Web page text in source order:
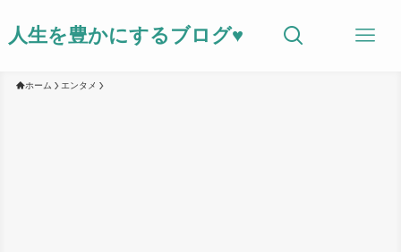
人生を豊かにするブログ♥
ホーム エンタメ